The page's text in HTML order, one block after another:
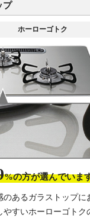
プ
ホーローゴトク
%の方が選んでいま
のあるガラストップに
やすいホーローゴトク